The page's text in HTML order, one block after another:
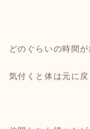
どのぐらいの時間が
気付くと体は元に戻